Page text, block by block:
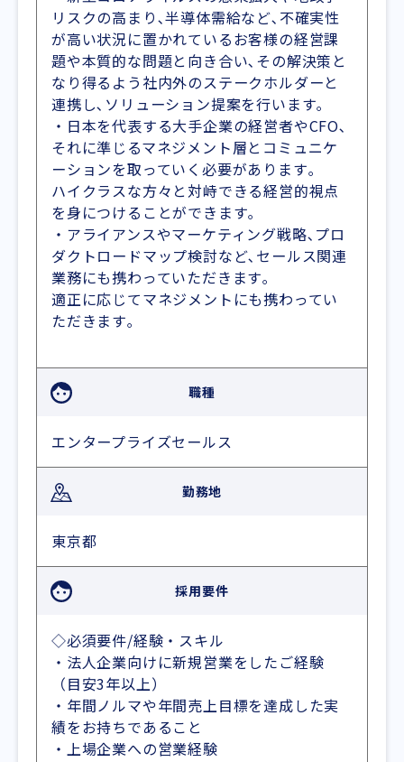
リスクの高まり､半導体需給など､不確実性
が高い状況に置かれているお客様の経営課
題や本質的な問題と向き合い､その解決策と
なり得るよう社内外のステークホルダーと
連携し､ソリューション提案を行います｡
・日本を代表する大手企業の経営者やCFO､
それに準じるマネジメント層とコミュニケ
ーションを取っていく必要があります｡
ハイクラスな方々と対峙できる経営的視点
を身につけることができます｡
・アライアンスやマーケティング戦略､プロ
ダクトロードマップ検討など､セールス関連
業務にも携わっていただきます｡
適正に応じてマネジメントにも携わってい
ただきます｡
職種
エンタープライズセールス
勤務地
東京都
採用要件
◇必須要件/経験・スキル
・法人企業向けに新規営業をしたご経験
（目安3年以上）
・年間ノルマや年間売上目標を達成した実
績をお持ちであること
・上場企業への営業経験